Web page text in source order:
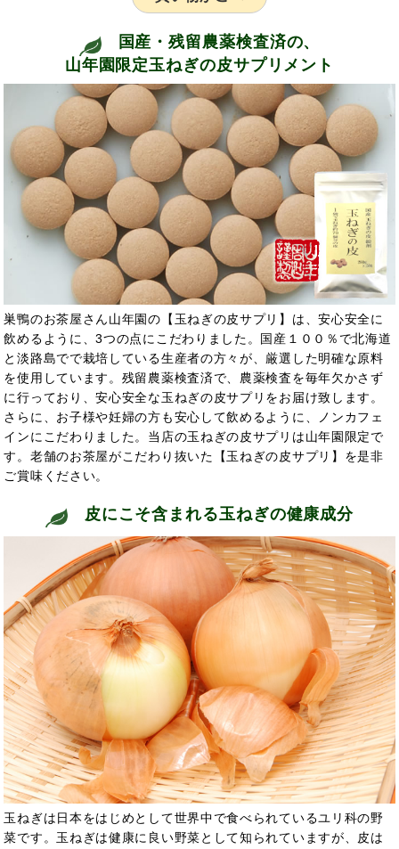
国産・残留農薬検査済の、
山年園限定玉ねぎの皮サプリメント
巣鴨のお茶屋さん山年園の【玉ねぎの皮サプリ】は、安心安全に
飲めるように、3つの点にこだわりました。国産１００％で北海道
と淡路島でで栽培している生産者の方々が、厳選した明確な原料
を使用しています。残留農薬検査済で、農薬検査を毎年欠かさず
に行っており、安心安全な玉ねぎの皮サプリをお届け致します。
さらに、お子様や妊婦の方も安心して飲めるように、ノンカフェ
インにこだわりました。当店の玉ねぎの皮サプリは山年園限定で
す。老舗のお茶屋がこだわり抜いた【玉ねぎの皮サプリ】を是非
ご賞味ください。
皮にこそ含まれる玉ねぎの健康成分
玉ねぎは日本をはじめとして世界中で食べられているユリ科の野
菜です。玉ねぎは健康に良い野菜として知られていますが、皮は